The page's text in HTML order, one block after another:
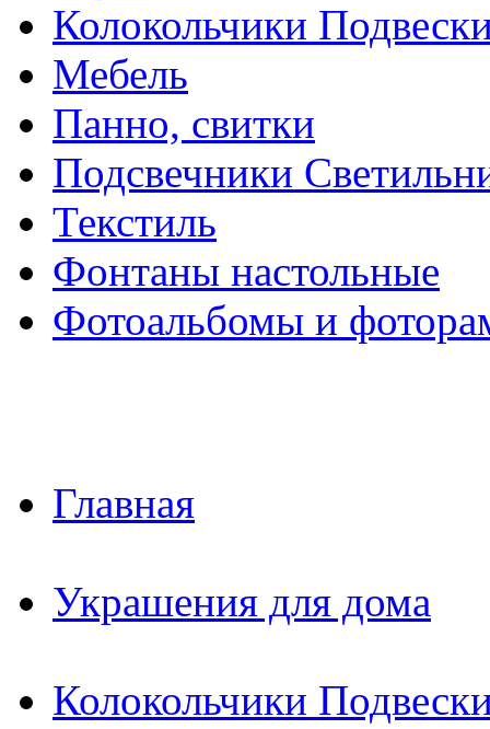
Колокольчики
Мебель
Панно, свитки
Подсвечники
Текстиль
Фонтаны настольные
Фотоальбомы и
Главная
Украшения для дома
Колокольчики